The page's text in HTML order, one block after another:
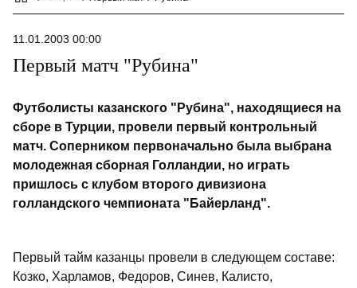
11.01.2003 00:00
Первый матч "Рубина"
Футболисты казанского "Рубина", находящиеся на
сборе в Турции, провели первый контрольный
матч. Соперником первоначально была выбрана
молодежная сборная Голландии, но играть
пришлось с клубом второго дивизиона
голландского чемпионата "Байерланд".
Первый тайм казанцы провели в следующем составе:
Козко, Харламов, Федоров, Синев, Калисто,